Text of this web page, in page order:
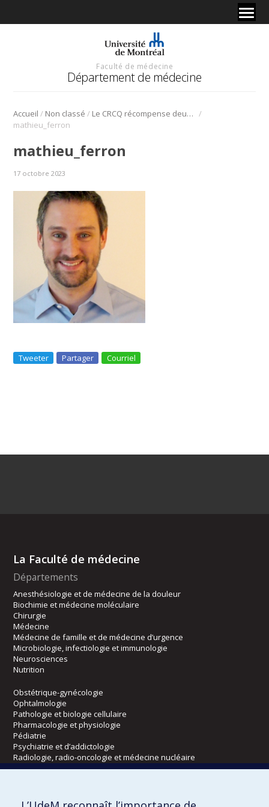
Faculté de médecine
Département de médecine
Accueil / Non classé / Le CRCQ récompense deux professeurs du Département de médecine /
mathieu_ferron
mathieu_ferron
17 octobre 2023
Tweeter Partager Courriel
La Faculté de médecine
Départements
Anesthésiologie et de médecine de la douleur
Biochimie et médecine moléculaire
Chirurgie
Médecine
Médecine de famille et de médecine d’urgence
Microbiologie, infectiologie et immunologie
Neurosciences
Nutrition
Obstétrique-gynécologie
Ophtalmologie
Pathologie et biologie cellulaire
Pharmacologie et physiologie
Pédiatrie
Psychiatrie et d’addictologie
Radiologie, radio-oncologie et médecine nucléaire